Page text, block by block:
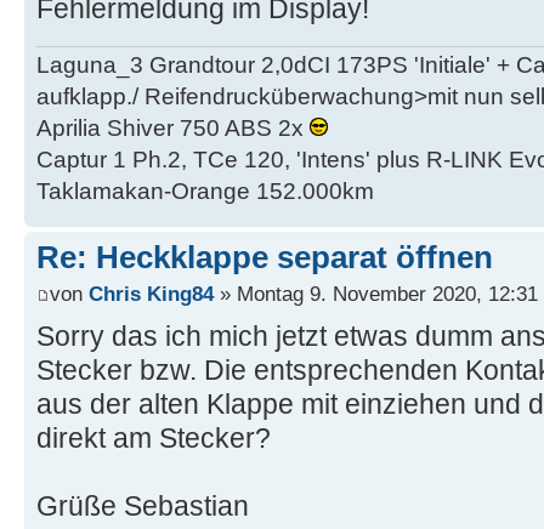
Fehlermeldung im Display!
Laguna_3 Grandtour 2,0dCI 173PS 'Initiale' +
aufklapp./ Reifendrucküberwachung>mit nun
Aprilia Shiver 750 ABS 2x
Captur 1 Ph.2, TCe 120, 'Intens' plus R-LINK
Taklamakan-Orange 152.000km
Re: Heckklappe separat öffnen
von Chris King84» Montag 9. November 2020, 12:31
Sorry das ich mich jetzt etwas dumm
Stecker bzw. Die entsprechenden
aus der alten Klappe mit einziehen und
direkt am Stecker?
Grüße Sebastian